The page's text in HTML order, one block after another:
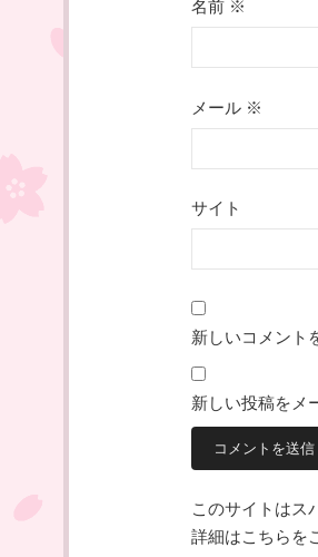
名前 ※
メール ※
サイト
新しいコメント
新しい投稿をメ
このサイトはス
詳細はこちらを